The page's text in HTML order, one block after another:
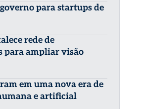
para startups de
rede de
para ampliar visão
em uma nova era de
e artificial